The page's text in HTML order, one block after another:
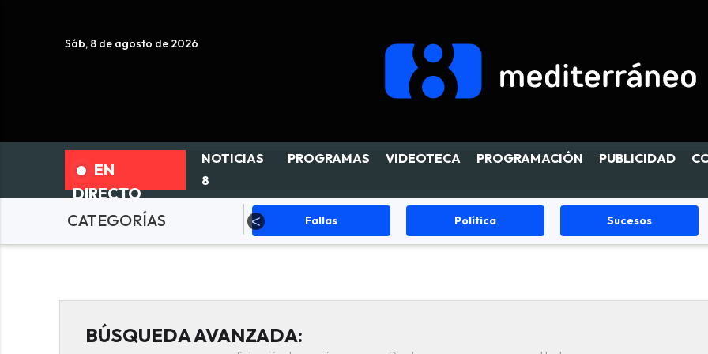
Sáb, 8 de agosto de 2026
EN
DIRECTO
NOTICIAS
8
PROGRAMAS VIDEOTECA PROGRAMACIÓN PUBLICIDAD
CATEGORÍASActualidad Fallas Política Sucesos
BÚSQUEDA AVANZADA: